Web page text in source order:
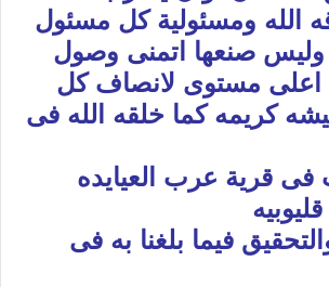
الله ومسئولية كل مسئول
وليس صنعها اتمنى وصول
اعلى مستوى لانصاف كل
كريمه كما خلقه الله فى
قرية عرب العيايده
فيما بلغنا به فى